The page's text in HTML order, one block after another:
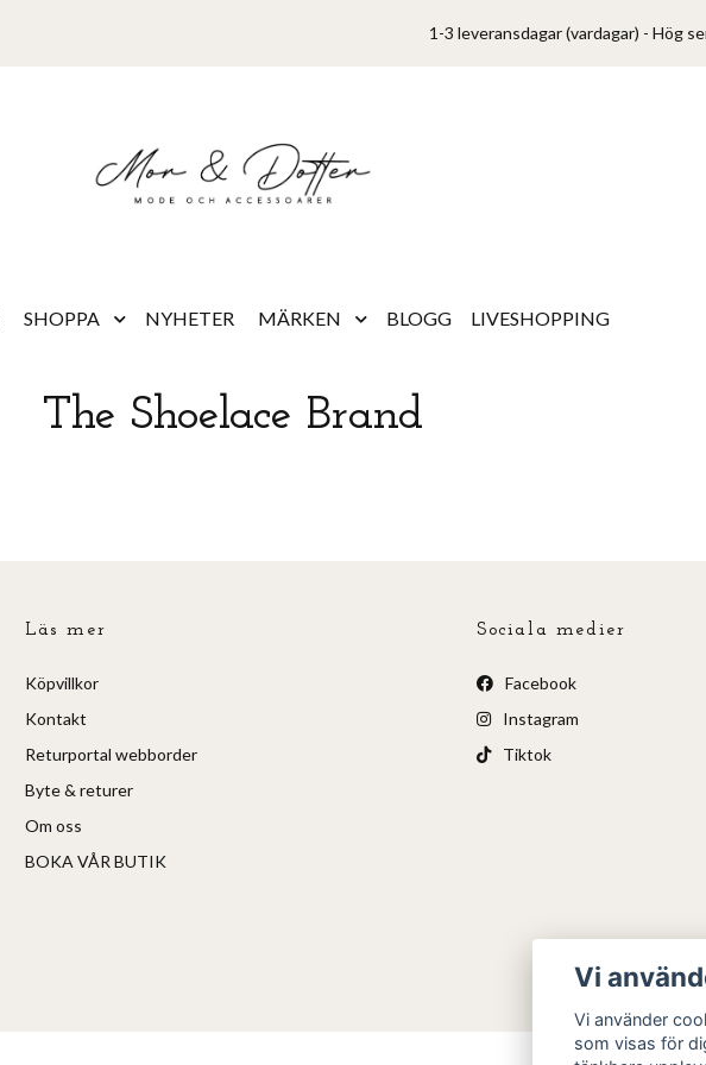
1-3 leveransdagar (vardagar) - Hög
SHOPPA NYHETER MÄRKEN BLOGG LIVESHOPPING
The Shoelace Brand
Läs mer
Köpvillkor
Kontakt
Returportal webborder
Byte & returer
Om oss
BOKA VÅR BUTIK
Sociala medier
Facebook
Instagram
Tiktok
Vi
Vi använder
som visas för